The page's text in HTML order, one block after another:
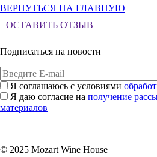
ВЕРНУТЬСЯ НА ГЛАВНУЮ
ОСТАВИТЬ ОТЗЫВ
Подписаться на новости
Я соглашаюсь с условиями
Я даю согласие на получение
материалов
© 2025 Mozart Wine House